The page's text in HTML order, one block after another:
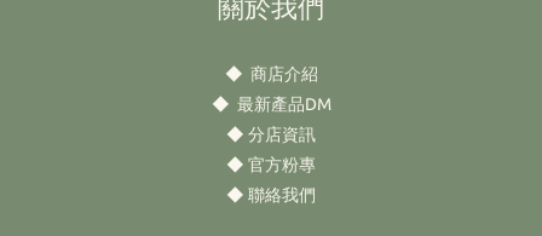
關於我們
◆ 商店介紹
◆ 最新產品DM
◆ 分店資訊
◆ 官方粉專
◆ 聯絡我們